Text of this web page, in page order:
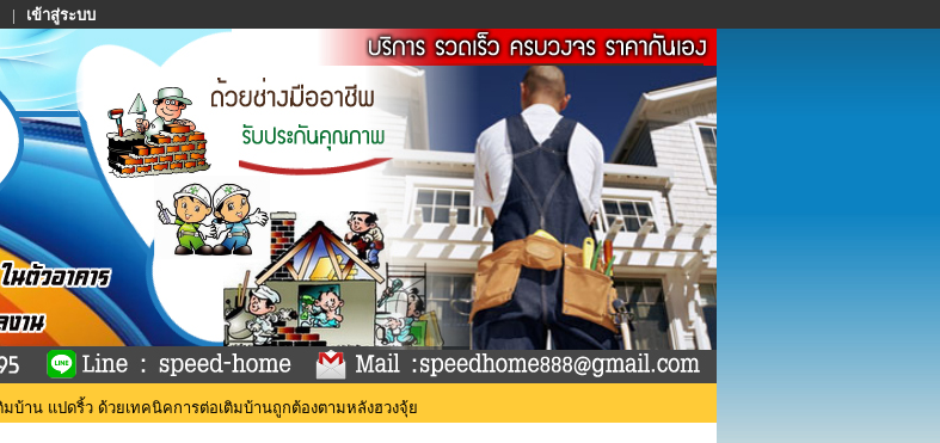
| เข้าสู่ระบบ
มบ้าน แปดริ้ว ด้วยเทคนิคการต่อเติมบ้านถูกต้องตามหลังฮวงจุ้ย